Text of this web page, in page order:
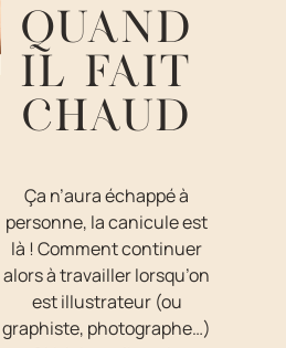
QUAND
IL FAIT
CHAUD
Ça n’aura échappé à
personne, la canicule est
là ! Comment continuer
alors à travailler lorsqu’on
est illustrateur (ou
graphiste, photographe…)